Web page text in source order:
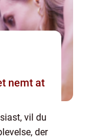
nemt at
vil du
der